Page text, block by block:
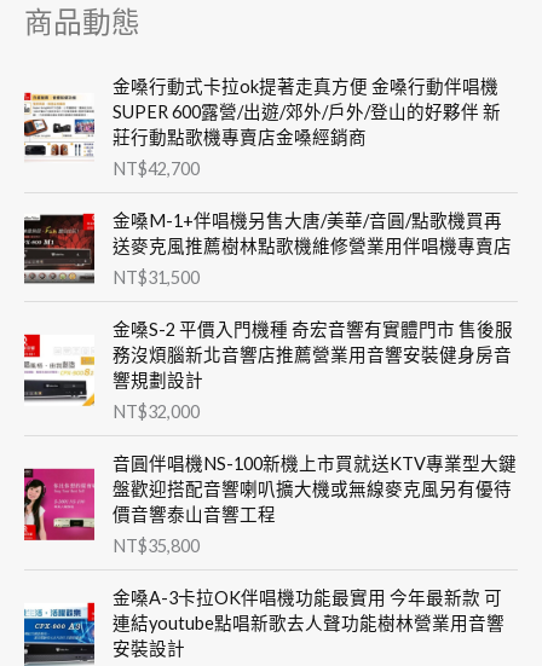
商品動態
金嗓行動式卡拉ok提著走真方便 金嗓行動伴唱機
SUPER 600露營/出遊/郊外/戶外/登山的好夥伴 新
莊行動點歌機專賣店金嗓經銷商
NT$42,700
金嗓M-1+伴唱機另售大唐/美華/音圓/點歌機買再
送麥克風推薦樹林點歌機維修營業用伴唱機專賣店
NT$31,500
金嗓S-2 平價入門機種 奇宏音響有實體門市 售後服
務沒煩腦新北音響店推薦營業用音響安裝健身房音
響規劃設計
NT$32,000
音圓伴唱機NS-100新機上市買就送KTV專業型大鍵
盤歡迎搭配音響喇叭擴大機或無線麥克風另有優待
價音響泰山音響工程
NT$35,800
金嗓A-3卡拉OK伴唱機功能最實用 今年最新款 可
連結youtube點唱新歌去人聲功能樹林營業用音響
安裝設計